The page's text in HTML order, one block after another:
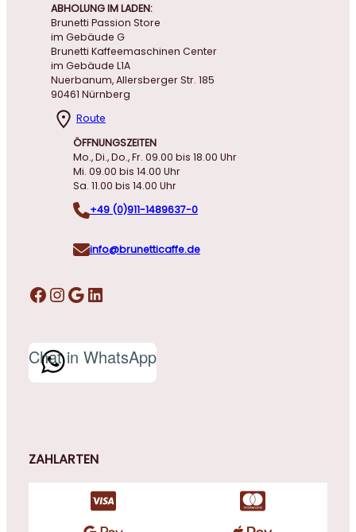
ABHOLUNG IM LADEN:
Brunetti Passion Store
im Gebäude G
Brunetti Kaffeemaschinen Center
im Gebäude L1A
Nuerbanum, Allersberger Str. 185
90461 Nürnberg
Route
ÖFFNUNGSZEITEN
Mo., Di., Do., Fr. 09.00 bis 18.00 Uhr
Mi. 09.00 bis 14.00 Uhr
Sa. 11.00 bis 14.00 Uhr
+49 (0)911-1489637-0
info@brunetticaffe.de
Facebook InstagramGoogle LinkedIn
Chat in WhatsApp
ZAHLARTEN